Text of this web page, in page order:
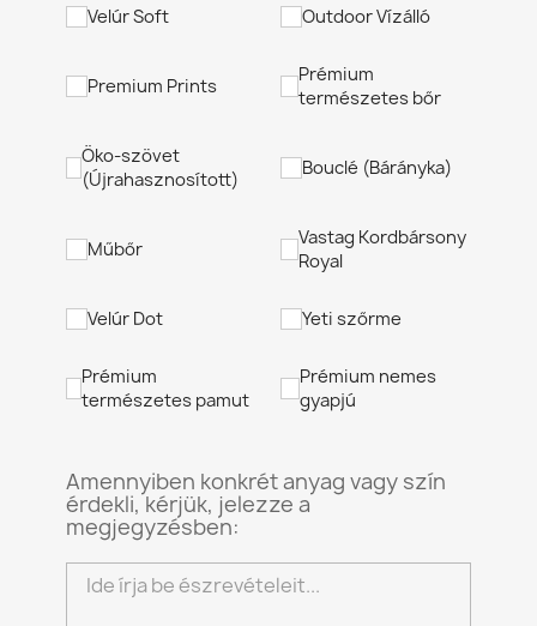
Velúr Soft Outdoor Vízálló
Premium Prints
Prémium
természetes bőr
Öko-szövet
(Újrahasznosított)
Bouclé (Bárányka)
Műbőr
Vastag Kordbársony
Royal
Velúr Dot Yeti szőrme
Prémium
természetes pamut
Prémium nemes
gyapjú
Amennyiben konkrét anyag vagy szín
érdekli, kérjük, jelezze a
megjegyzésben: